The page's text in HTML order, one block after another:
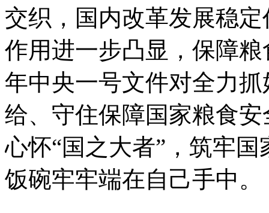
交织，国内改革发展稳
作用进一步凸显，保障
年中央一号文件对全力
给、守住保障国家粮食
心怀“国之大者”，筑牢
饭碗牢牢端在自己手中。